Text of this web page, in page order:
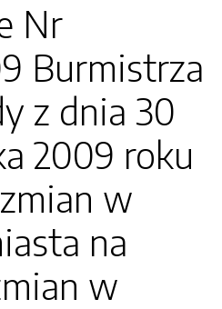
Nr
Burmistrza
z dnia 30
2009 roku
w
na
w